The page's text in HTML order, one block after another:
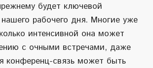
будет ключевой
рабочего дня. Многие уже
интенсивной она может
с очными встречами, даже
конференц-связь может быть